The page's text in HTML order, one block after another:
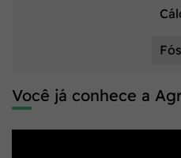
Você já conhece a